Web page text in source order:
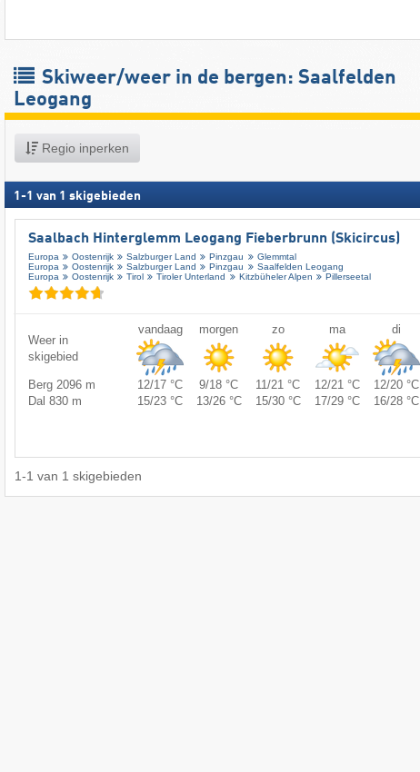
Skiweer/weer in de bergen: Saalfelden
Leogang
Regio inperken
1 -1 van 1 skigebieden
Saalbach Hinterglemm Leogang Fieberbrunn (Skicircus)
Europa Oostenrijk Salzburger Land Pinzgau
Glemmtal
Europa
Oostenrijk Salzburger Land Pinzgau
Saalfelden Leogang
Europa
Oostenrijk Tirol Tiroler Unterland Kitzbüheler Alpen Pillerseetal
Weer in
skigebied
vandaag morgen zo ma di
Berg 2096 m 12/17 °C 9/18 °C 11/21 °C 12/21 °C 12/20 °C
Dal 830 m
15/23 °C 13/26 °C 15/30 °C 17/29 °C 16/28 °C
1-1 van 1 skigebieden